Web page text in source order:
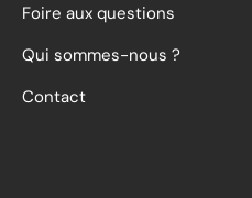
Foire aux questions
Qui sommes-nous ?
Contact